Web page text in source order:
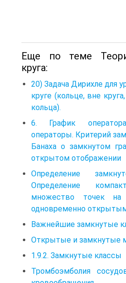
Еще по теме
круга:
20) Задача Дирихле для
круге (кольце, вне
кольца).
6. График
операторы. Критерий
Банаха о замкнутом
открытом отображении
Определение
Определение
множество точек на
одновременно
Важнейшие замкнутые
Открытые и замкнутые
1.9.2. Замкнутые классы
Тромбоэмболия